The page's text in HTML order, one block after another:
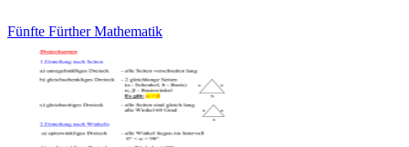
Fünfte Fürther Mathematik